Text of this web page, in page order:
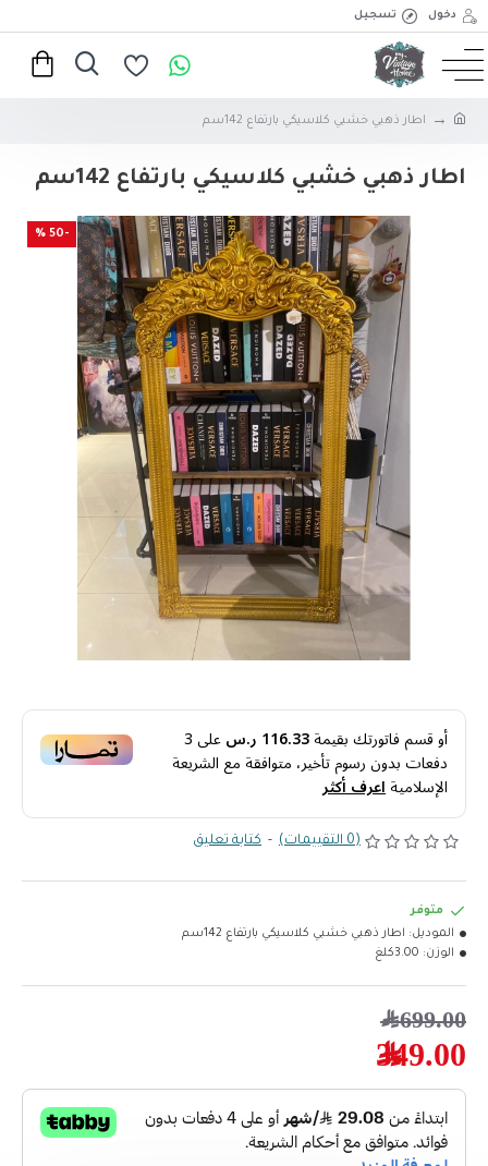
دخول تسجيل
اطار ذهبي خشبي كلاسيكي بارتفاع 142سم
اطار ذهبي خشبي كلاسيكي بارتفاع 142سم
-50 %
أو قسم فاتورتك بقيمة116.33 ر.س على3
دفعات بدون رسوم تأخير، متوافقة مع الشريعة
الإسلاميةاعرف أكثر
(0 التقييمات) - كتابة تعليق
349.00﷼
699.00﷼
متوفر
الموديل: اطار ذهبي خشبي كلاسيكي بارتفاع 142سم
الوزن: 3.00كلغ